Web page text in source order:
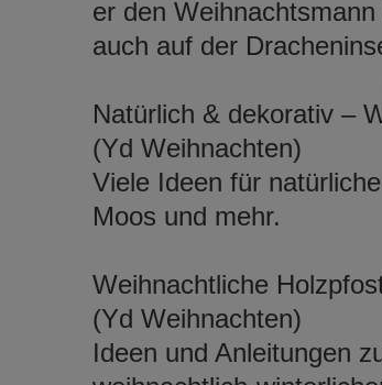
er den
auch auf der
Natürlich & dekorativ –
(Yd Weihnachten)
Viele Ideen für
Moos und mehr.
Weihnachtliche
(Yd Weihnachten)
Ideen und Anleitungen